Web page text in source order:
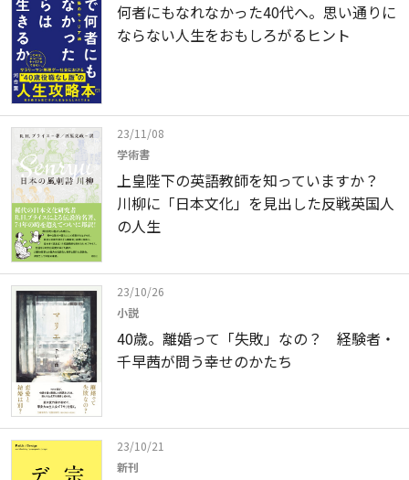
何者にもなれなかった40代へ。思い通りに
ならない人生をおもしろがるヒント
23/11/08
学術書
上皇陛下の英語教師を知っていますか？
川柳に「日本文化」を見出した反戦英国人
の人生
23/10/26
小説
40歳。離婚って「失敗」なの？ 経験者・
千早茜が問う幸せのかたち
23/10/21
新刊